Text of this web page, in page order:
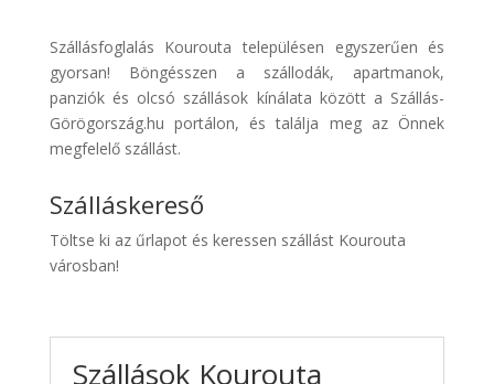
Discover
Cars
Transzfer
Kiwi
Taxi
Szállásfoglalás Kourouta településen egyszerűen és
gyorsan! Böngésszen a szállodák, apartmanok,
panziók és olcsó szállások kínálata között a Szállás-
Görögország.hu portálon, és találja meg az Önnek
megfelelő szállást.
Szálláskereső
Töltse ki az űrlapot és keressen szállást Kourouta
városban!
Szállások Kourouta